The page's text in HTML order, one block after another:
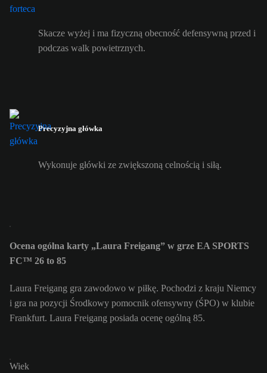
Skacze wyżej i ma fizyczną obecność defensywną przed i
podczas walk powietrznych.
Precyzyjna główka
Wykonuje główki ze zwiększoną celnością i siłą.
Ocena ogólna karty „Laura Freigang” w grze EA SPORTS
FC™ 26 to 85
Laura Freigang gra zawodowo w piłkę. Pochodzi z kraju Niemcy
i gra na pozycji Środkowy pomocnik ofensywny (ŚPO) w klubie
Frankfurt. Laura Freigang posiada ocenę ogólną 85.
Wiek